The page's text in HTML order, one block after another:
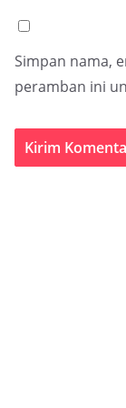
Simpan nama,
peramban ini